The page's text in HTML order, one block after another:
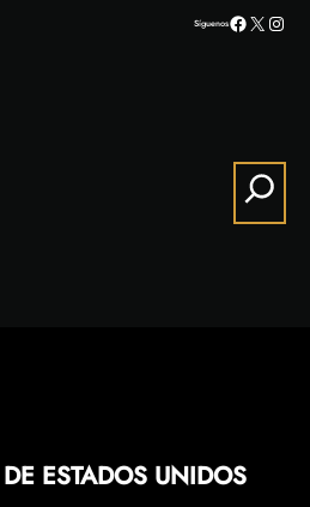
SíguenosFacebook
X
Search
ESTADOS UNIDOS